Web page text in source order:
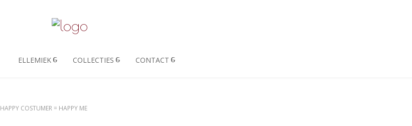
ELLEMIEK COLLECTIES CONTACT
HAPPY COSTUMER = HAPPY ME